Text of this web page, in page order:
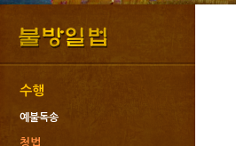
보시의 대상
보시의 청정
보시관련법문
불자예절
수행
예불독송
청법